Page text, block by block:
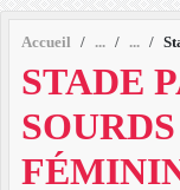
Accueil
STADE